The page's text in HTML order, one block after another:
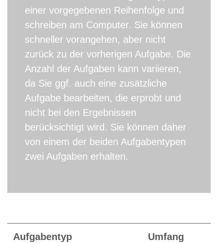
einer vorgegebenen Reihenfolge und
schreiben am Computer. Sie können
schneller vorangehen, aber nicht
zurück zu der vorherigen Aufgabe. Die
Anzahl der Aufgaben kann variieren,
da Sie ggf. auch eine zusätzliche
Aufgabe bearbeiten, die erprobt und
nicht bei den Ergebnissen
berücksichtigt wird. Sie können daher
von einem der beiden Aufgabentypen
zwei Aufgaben erhalten.
Aufgabentyp Umfang